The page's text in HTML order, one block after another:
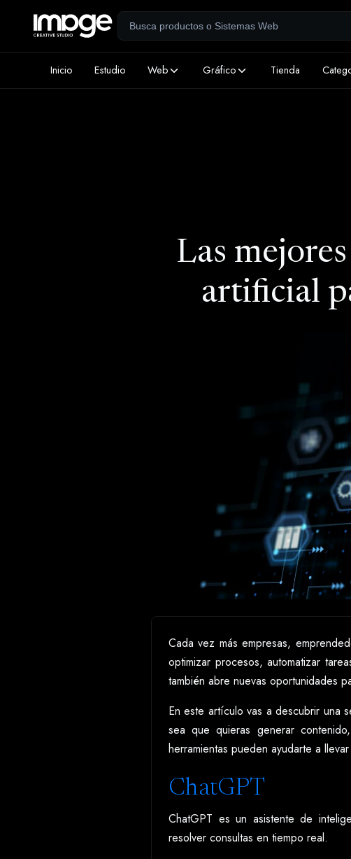
Inicio Estudio Web Gráfico Tienda
Las
artificial
Cada vez más empresas,
optimizar procesos, automatizar
también abre nuevas oportunidades
En este artículo vas a descubrir una
sea que quieras generar
herramientas pueden ayudarte a
ChatGPT
ChatGPT es un asistente de
resolver consultas en tiempo real.